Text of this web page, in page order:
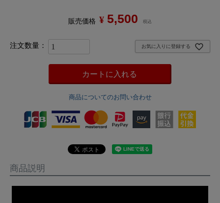
販売価格 ¥ 5,500 税込
お気に入りに登録する
カートに入れる
商品についてのお問い合わせ
商品説明